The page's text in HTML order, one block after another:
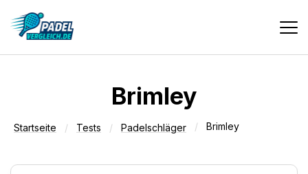
Tests
Brimley
Startseite Tests Padelschläger Brimley